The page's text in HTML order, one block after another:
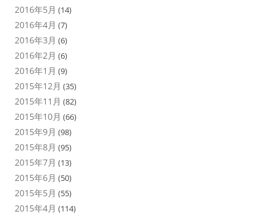
2016年5月 (14)
2016年4月 (7)
2016年3月 (6)
2016年2月 (6)
2016年1月 (9)
2015年12月 (35)
2015年11月 (82)
2015年10月 (66)
2015年9月 (98)
2015年8月 (95)
2015年7月 (13)
2015年6月 (50)
2015年5月 (55)
2015年4月 (114)